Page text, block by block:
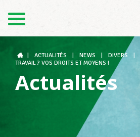
DE
Le LCGB
Structures syndicales
ACTUALITÉS NEWS DIVERS
TRAVAIL ? VOS DROITS ET MOYENS !
Actualités